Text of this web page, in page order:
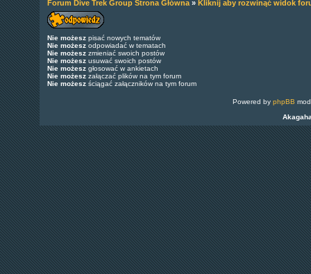
Forum Dive Trek Group Strona Główna» Kliknij aby rozwinąć widok
Nie możeszpisać nowych tematów
Nie możeszodpowiadać w tematach
Nie możeszzmieniać swoich postów
Nie możeszusuwać swoich postów
Nie możeszgłosować w ankietach
Nie możeszzałączać plików na tym forum
Nie możeszściągać załączników na tym forum
Powered by phpBB